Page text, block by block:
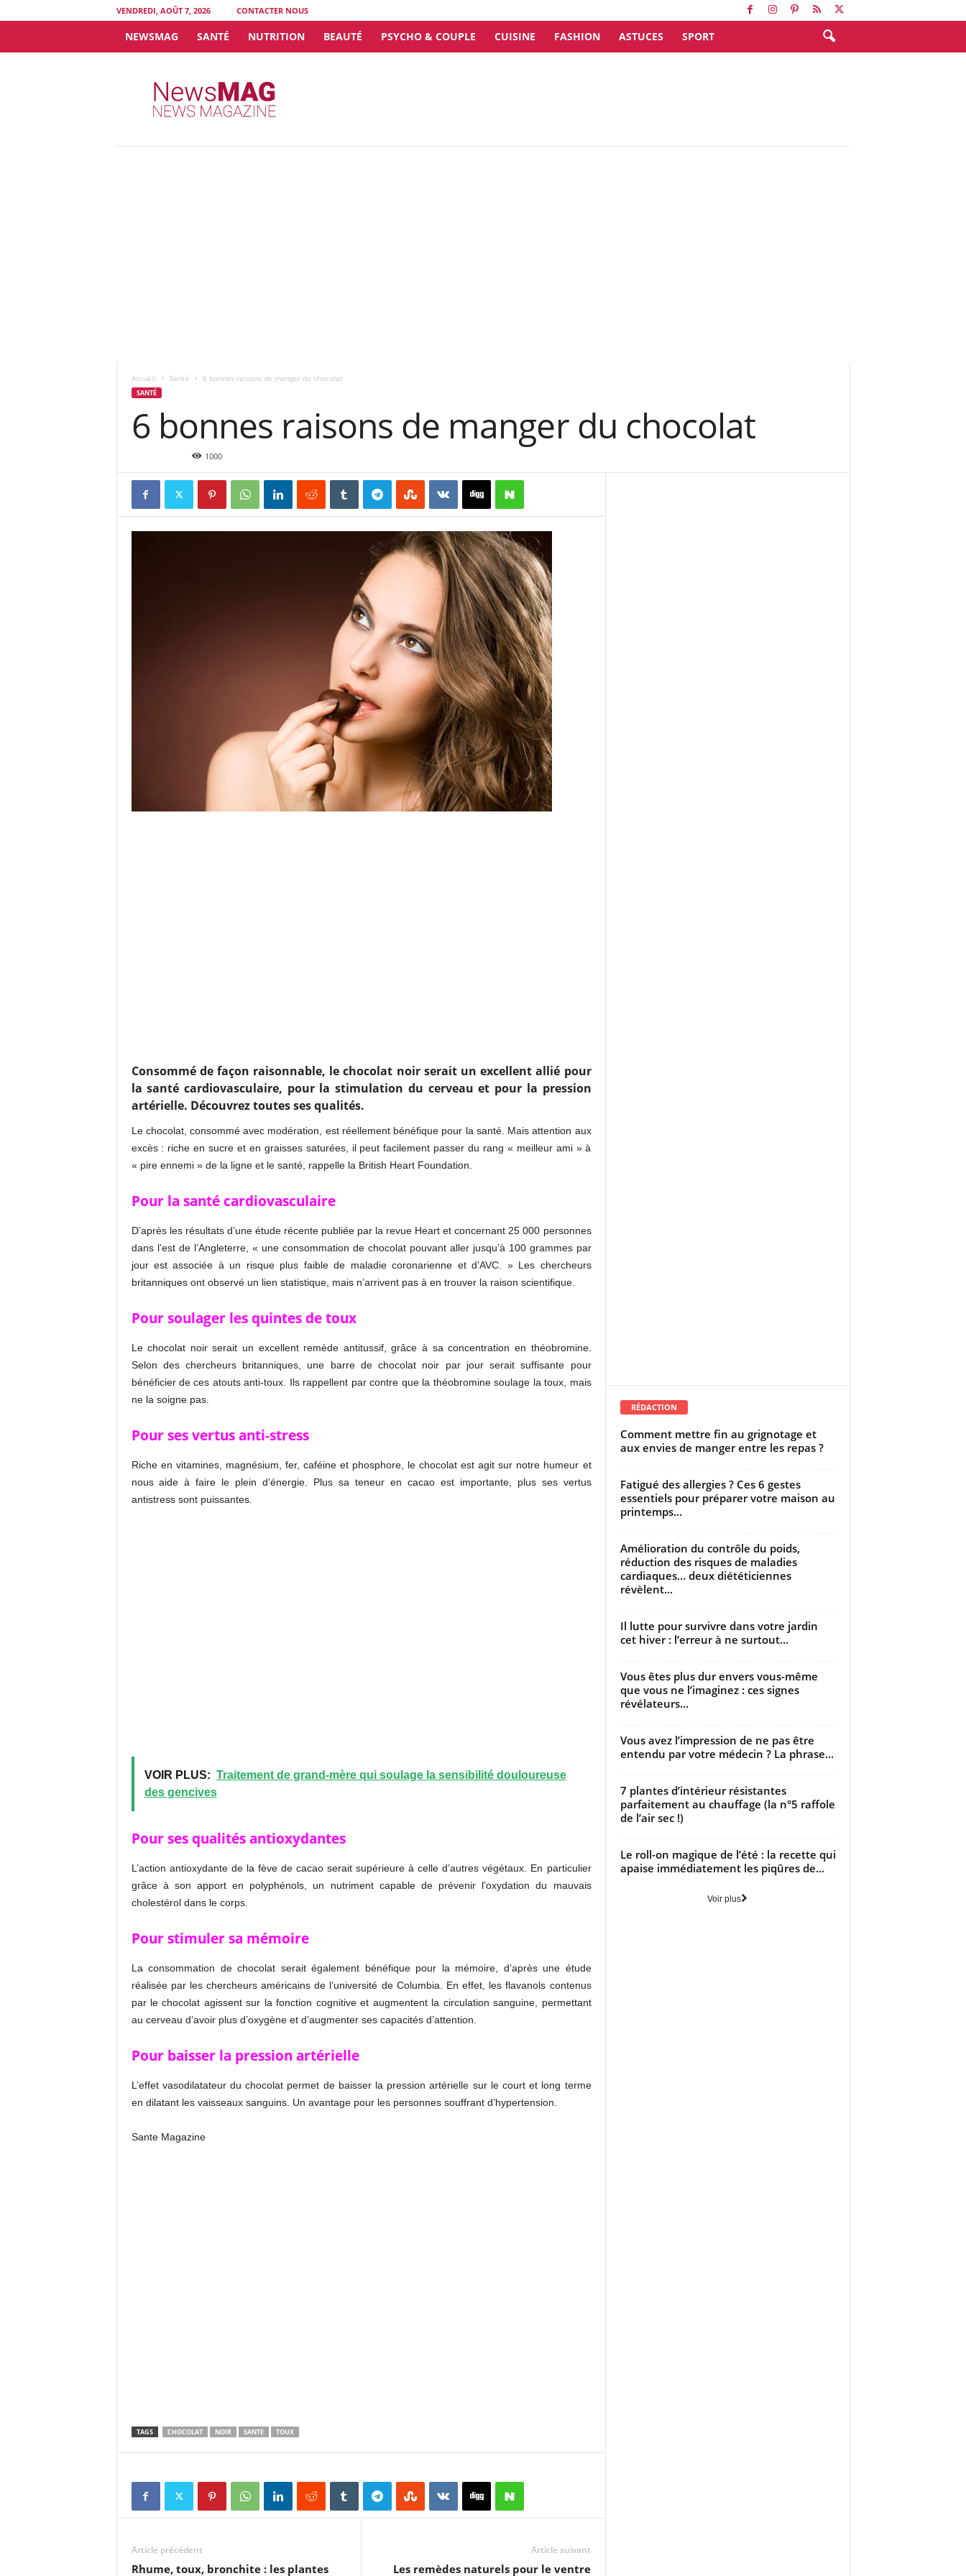
VENDREDI, AOÛT 7, 2026 CONTACTER NOUS
NEWSMAG SANTÉ NUTRITION BEAUTÉ PSYCHO & COUPLE CUISINE FASHION ASTUCES SPORT
Accueil Santé 6 bonnes raisons de manger du chocolat
SANTÉ
6 bonnes raisons de manger du chocolat
1000
Consommé de façon raisonnable, le chocolat noir serait un excellent allié pour
la santé cardiovasculaire, pour la stimulation du cerveau et pour la pression
artérielle. Découvrez toutes ses qualités.
Le chocolat, consommé avec modération, est réellement bénéfique pour la santé. Mais attention aux
excès : riche en sucre et en graisses saturées, il peut facilement passer du rang « meilleur ami » à
« pire ennemi » de la ligne et le santé, rappelle la British Heart Foundation.
Pour la santé cardiovasculaire
D’après les résultats d’une étude récente publiée par la revue Heart et concernant 25 000 personnes
dans l’est de l’Angleterre, « une consommation de chocolat pouvant aller jusqu’à 100 grammes par
jour est associée à un risque plus faible de maladie coronarienne et d’AVC. » Les chercheurs
britanniques ont observé un lien statistique, mais n’arrivent pas à en trouver la raison scientifique.
Pour soulager les quintes de toux
Le chocolat noir serait un excellent remède antitussif, grâce à sa concentration en théobromine.
Selon des chercheurs britanniques, une barre de chocolat noir par jour serait suffisante pour
bénéficier de ces atouts anti-toux. Ils rappellent par contre que la théobromine soulage la toux, mais
ne la soigne pas.
Pour ses vertus anti-stress
Riche en vitamines, magnésium, fer, caféine et phosphore, le chocolat est agit sur notre humeur et
nous aide à faire le plein d’énergie. Plus sa teneur en cacao est importante, plus ses vertus
antistress sont puissantes.
VOIR PLUS: Traitement de grand-mère qui soulage la sensibilité douloureuse
des gencives
Pour ses qualités antioxydantes
L’action antioxydante de la fève de cacao serait supérieure à celle d’autres végétaux. En particulier
grâce à son apport en polyphénols, un nutriment capable de prévenir l’oxydation du mauvais
cholestérol dans le corps.
Pour stimuler sa mémoire
La consommation de chocolat serait également bénéfique pour la mémoire, d’après une étude
réalisée par les chercheurs américains de l’université de Columbia. En effet, les flavanols contenus
par le chocolat agissent sur la fonction cognitive et augmentent la circulation sanguine, permettant
au cerveau d’avoir plus d’oxygène et d’augmenter ses capacités d’attention.
Pour baisser la pression artérielle
L’effet vasodilatateur du chocolat permet de baisser la pression artérielle sur le court et long terme
en dilatant les vaisseaux sanguins. Un avantage pour les personnes souffrant d’hypertension.
Sante Magazine
TAGS CHOCOLAT NOIR SANTE TOUX
Article précédent
Rhume, toux, bronchite : les plantes
Article suivant
Les remèdes naturels pour le ventre
RÉDACTION
Comment mettre fin au grignotage et
aux envies de manger entre les repas ?
Fatigué des allergies ? Ces 6 gestes
essentiels pour préparer votre maison au
printemps...
Amélioration du contrôle du poids,
réduction des risques de maladies
cardiaques… deux diététiciennes
révèlent...
Il lutte pour survivre dans votre jardin
cet hiver : l’erreur à ne surtout...
Vous êtes plus dur envers vous-même
que vous ne l’imaginez : ces signes
révélateurs...
Vous avez l’impression de ne pas être
entendu par votre médecin ? La phrase...
7 plantes d’intérieur résistantes
parfaitement au chauffage (la n°5 raffole
de l’air sec !)
Le roll-on magique de l’été : la recette qui
apaise immédiatement les piqûres de...
Voir plus